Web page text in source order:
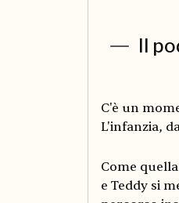
Il
C'è un
L'infanzia,
Come
e Teddy si